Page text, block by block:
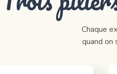
Chaque
quand on